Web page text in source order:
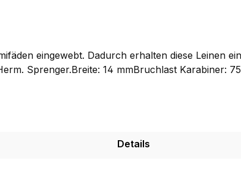
eingewebt. Dadurch erhalten diese Leinen
Sprenger.Breite: 14 mmBruchlast Karabiner:
Details